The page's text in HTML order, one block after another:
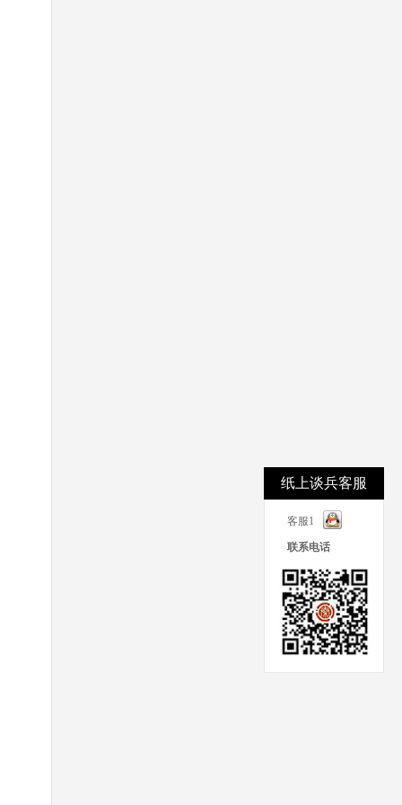
纸上谈兵客服
客服1
联系电话